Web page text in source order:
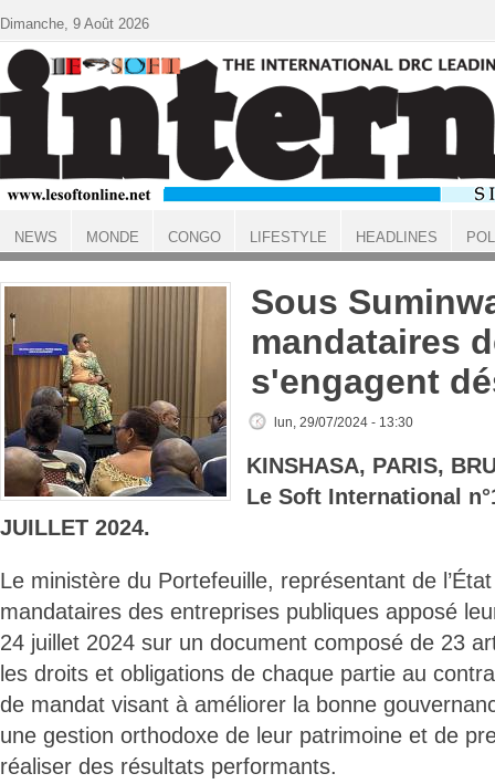
ACCUEIL
Sous
mandataires
s'engagent
lun, 29/07/2024 - 13:30
KINSHASA, PARIS,
Le Soft International
JUILLET 2024.
Le ministère du Portefeuille, représentant de
mandataires des entreprises publiques apposé
24 juillet 2024 sur un document composé de 23
les droits et obligations de chaque partie au
de mandat visant à améliorer la bonne
une gestion orthodoxe de leur patrimoine et de
réaliser des résultats performants.
Dimanche, 9 Août 2026
NEWS MONDE CONGO LIFESTYLE HEADLINES